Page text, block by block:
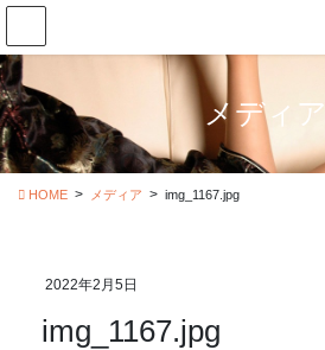
コ
テ
ン
ツ
に
移
ナ
ゲ
ー
シ
ョ
ン
メディア
HOME メディア img_1167.jpg
2022年2月5日
img_1167.jpg